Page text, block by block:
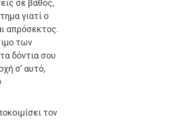
σε βάθος,
γιατί ο
απρόσεκτος.
των
δόντια σου
σ’ αυτό,
τον